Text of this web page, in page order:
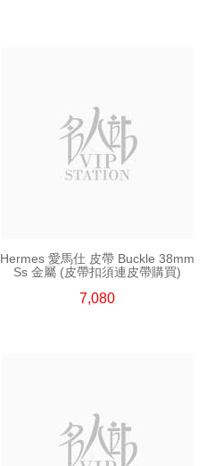
Hermes 愛馬仕 皮帶 Buckle 38mm
Ss 金屬 (皮帶扣須連皮帶購買)
7,080